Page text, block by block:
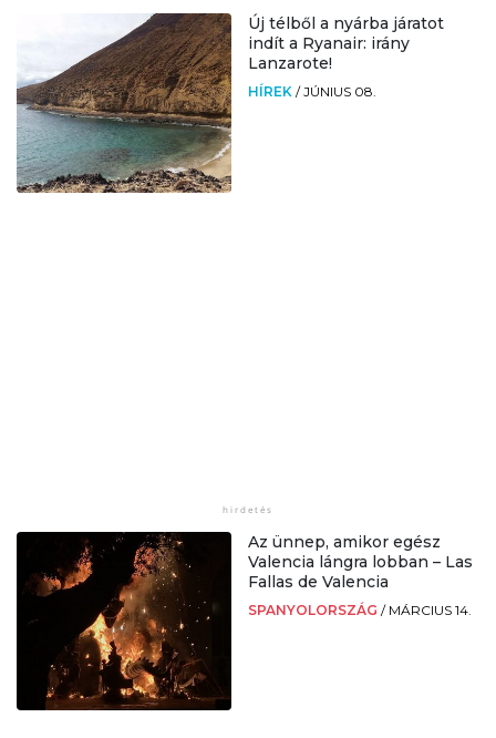
Új télből a nyárba járatot
indít a Ryanair: irány
Lanzarote!
HÍREK /JÚNIUS 08.
Az ünnep, amikor egész
Valencia lángra lobban – Las
Fallas de Valencia
SPANYOLORSZÁG / MÁRCIUS 14.